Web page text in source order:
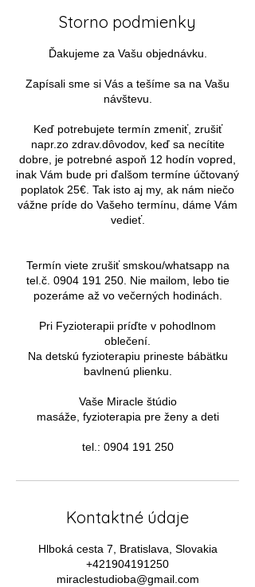
Storno podmienky
Ďakujeme za Vašu objednávku.
Zapísali sme si Vás a tešíme sa na Vašu
návštevu.
Keď potrebujete termín zmeniť, zrušiť
napr.zo zdrav.dôvodov, keď sa necítite
dobre, je potrebné aspoň 12 hodín vopred,
inak Vám bude pri ďalšom termíne účtovaný
poplatok 25€. Tak isto aj my, ak nám niečo
vážne príde do Vašeho termínu, dáme Vám
vedieť.
Termín viete zrušiť smskou/whatsapp na
tel.č. 0904 191 250. Nie mailom, lebo tie
pozeráme až vo večerných hodinách.
Pri Fyzioterapii príďte v pohodlnom
oblečení.
Na detskú fyzioterapiu prineste bábätku
bavlnenú plienku.
Vaše Miracle štúdio
masáže, fyzioterapia pre ženy a deti
tel.: 0904 191 250
Kontaktné údaje
Hlboká cesta 7, Bratislava, Slovakia
+421904191250
miraclestudioba@gmail.com